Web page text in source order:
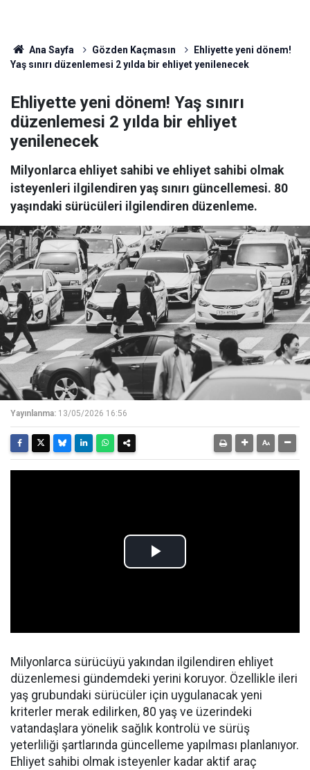
Ana Sayfa Gözden Kaçmasın
Ehliyette yeni dönem!
Yaş sınırı düzenlemesi 2 yılda bir ehliyet yenilenecek
Ehliyette yeni dönem! Yaş sınırı
düzenlemesi 2 yılda bir ehliyet
yenilenecek
Milyonlarca ehliyet sahibi ve ehliyet sahibi olmak
isteyenleri ilgilendiren yaş sınırı güncellemesi. 80
yaşındaki sürücüleri ilgilendiren düzenleme.
Yayınlanma: 13/05/2026 16:56
Milyonlarca sürücüyü yakından ilgilendiren ehliyet
düzenlemesi gündemdeki yerini koruyor. Özellikle ileri
yaş grubundaki sürücüler için uygulanacak yeni
kriterler merak edilirken, 80 yaş ve üzerindeki
vatandaşlara yönelik sağlık kontrolü ve sürüş
yeterliliği şartlarında güncelleme yapılması planlanıyor.
Ehliyet sahibi olmak isteyenler kadar aktif araç